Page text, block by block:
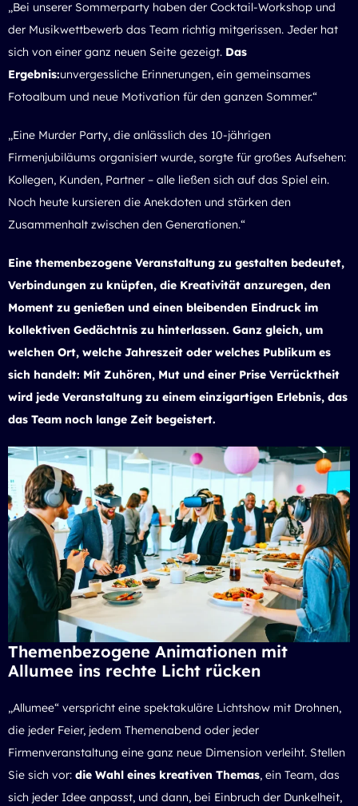
„Bei unserer Sommerparty haben der Cocktail-Workshop und
der Musikwettbewerb das Team richtig mitgerissen. Jeder hat
sich von einer ganz neuen Seite gezeigt. Das
Ergebnis:unvergessliche Erinnerungen, ein gemeinsames
Fotoalbum und neue Motivation für den ganzen Sommer.“
„Eine Murder Party, die anlässlich des 10-jährigen
Firmenjubiläums organisiert wurde, sorgte für großes Aufsehen:
Kollegen, Kunden, Partner – alle ließen sich auf das Spiel ein.
Noch heute kursieren die Anekdoten und stärken den
Zusammenhalt zwischen den Generationen.“
Eine themenbezogene Veranstaltung zu gestalten bedeutet,
Verbindungen zu knüpfen, die Kreativität anzuregen, den
Moment zu genießen und einen bleibenden Eindruck im
kollektiven Gedächtnis zu hinterlassen. Ganz gleich, um
welchen Ort, welche Jahreszeit oder welches Publikum es
sich handelt: Mit Zuhören, Mut und einer Prise Verrücktheit
wird jede Veranstaltung zu einem einzigartigen Erlebnis, das
das Team noch lange Zeit begeistert.
Themenbezogene Animationen mit
Allumee ins rechte Licht rücken
„Allumee“ verspricht eine spektakuläre Lichtshow mit Drohnen,
die jeder Feier, jedem Themenabend oder jeder
Firmenveranstaltung eine ganz neue Dimension verleiht. Stellen
Sie sich vor: die Wahl eines kreativen Themas, ein Team, das
sich jeder Idee anpasst, und dann, bei Einbruch der Dunkelheit,